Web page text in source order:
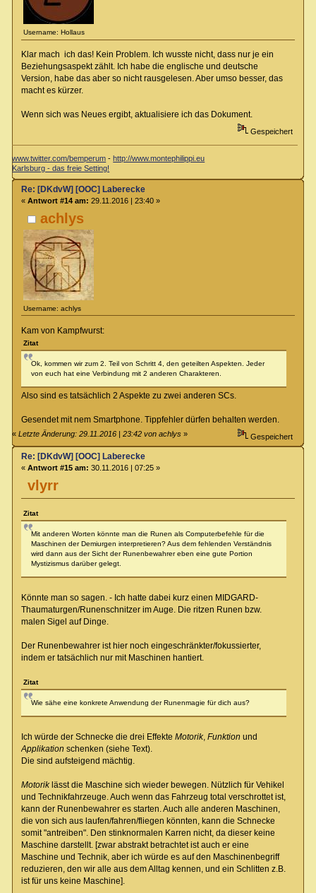
Username: Hollaus
Klar mach ich das! Kein Problem. Ich wusste nicht, dass nur je ein
Beziehungsaspekt zählt. Ich habe die englische und deutsche
Version, habe das aber so nicht rausgelesen. Aber umso besser, das
macht es kürzer.
Wenn sich was Neues ergibt, aktualisiere ich das Dokument.
Gespeichert
www.twitter.com/bemperum -http://www.montephilippi.eu
Karlsburg - das freie Setting!
achlys
Username: achlys
Re: [DKdvW] [OOC] Laberecke
« Antwort #14 am: 29.11.2016 | 23:40 »
Kam von Kampfwurst:
Zitat
Ok, kommen wir zum 2. Teil von Schritt 4, den geteilten Aspekten. Jeder
von euch hat eine Verbindung mit 2 anderen Charakteren.
Also sind es tatsächlich 2 Aspekte zu zwei anderen SCs.
Gesendet mit nem Smartphone. Tippfehler dürfen behalten werden.
«Letzte Änderung: 29.11.2016 | 23:42 von achlys » Gespeichert
vlyrr
Re: [DKdvW] [OOC] Laberecke
« Antwort #15 am: 30.11.2016 | 07:25 »
Zitat
Mit anderen Worten könnte man die Runen als Computerbefehle für die
Maschinen der Demiurgen interpretieren? Aus dem fehlenden Verständnis
wird dann aus der Sicht der Runenbewahrer eben eine gute Portion
Mystizismus darüber gelegt.
Könnte man so sagen. - Ich hatte dabei kurz einen MIDGARD-
Thaumaturgen/Runenschnitzer im Auge. Die ritzen Runen bzw.
malen Sigel auf Dinge.
Der Runenbewahrer ist hier noch eingeschränkter/fokussierter,
indem er tatsächlich nur mit Maschinen hantiert.
Zitat
Wie sähe eine konkrete Anwendung der Runenmagie für dich aus?
Ich würde der Schnecke die drei Effekte Motorik, Funktion und
Applikation schenken (siehe Text).
Die sind aufsteigend mächtig.
Motoriklässt die Maschine sich wieder bewegen. Nützlich für Vehikel
und Technikfahrzeuge. Auch wenn das Fahrzeug total verschrottet ist,
kann der Runenbewahrer es starten. Auch alle anderen Maschinen,
die von sich aus laufen/fahren/fliegen könnten, kann die Schnecke
somit "antreiben". Den stinknormalen Karren nicht, da dieser keine
Maschine darstellt. [zwar abstrakt betrachtet ist auch er eine
Maschine und Technik, aber ich würde es auf den Maschinenbegriff
reduzieren, den wir alle aus dem Alltag kennen, und ein Schlitten z.B.
ist für uns keine Maschine].